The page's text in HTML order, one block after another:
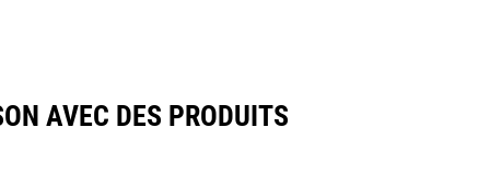
AVEC DES PRODUITS